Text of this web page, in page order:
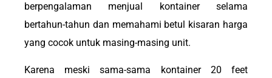
berpengalaman menjual kontainer selama
bertahun-tahun dan memahami betul kisaran harga
yang cocok untuk masing-masing unit.
Karena meski sama-sama kontainer 20 feet